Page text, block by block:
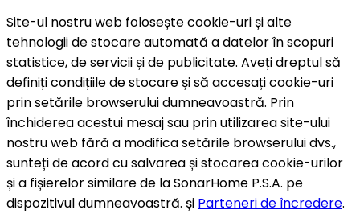
Site-ul nostru web folosește cookie-uri și alte
tehnologii de stocare automată a datelor în scopuri
statistice, de servicii și de publicitate. Aveți dreptul să
definiți condițiile de stocare și să accesați cookie-uri
prin setările browserului dumneavoastră. Prin
închiderea acestui mesaj sau prin utilizarea site-ului
nostru web fără a modifica setările browserului dvs.,
sunteți de acord cu salvarea și stocarea cookie-urilor
și a fișierelor similare de la SonarHome P.S.A. pe
dispozitivul dumneavoastră. și Parteneri de încredere.